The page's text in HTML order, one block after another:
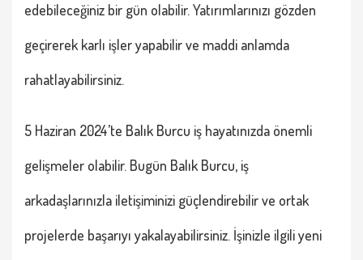
edebileceğiniz bir gün olabilir. Yatırımlarınızı gözden
geçirerek karlı işler yapabilir ve maddi anlamda
rahatlayabilirsiniz.
5 Haziran 2024’te Balık Burcu iş hayatınızda önemli
gelişmeler olabilir. Bugün Balık Burcu, iş
arkadaşlarınızla iletişiminizi güçlendirebilir ve ortak
projelerde başarıyı yakalayabilirsiniz. İşinizle ilgili yeni